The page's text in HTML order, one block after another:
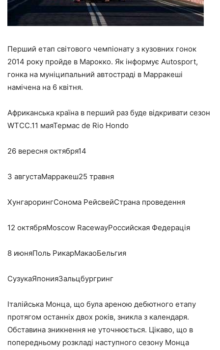
Перший етап світового чемпіонату з кузовних гонок
2014 року пройде в Марокко. Як інформує Autosport,
гонка на муніципальний автостраді в Марракеші
намічена на 6 квітня.
Африканська країна в перший раз буде відкривати сезон
WTCC.11 маяТермас de Rio Hondo
26 вересня октября14
3 августаМарракеш25 травня
ХунгарорингСонома РейсвейСтрана проведення
12 октябряMoscow RacewayРоссийская Федерація
8 июняПоль РикарМакаоБельгия
СузукаЯпонияЗальцбургринг
Італійська Монца, що була ареною дебютного етапу
протягом останніх двох років, зникла з календаря.
Обставина зникнення не уточнюється. Цікаво, що в
попередньому розкладі наступного сезону Монца